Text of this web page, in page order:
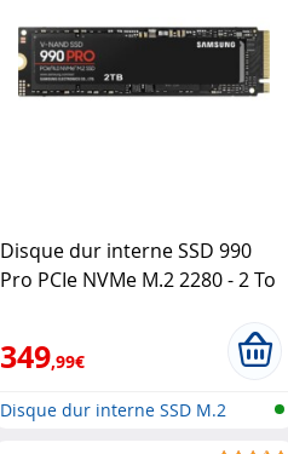
Disque dur interne SSD 990
Pro PCIe NVMe M.2 2280 - 2 To
349,99€
Disque dur interne SSD M.2